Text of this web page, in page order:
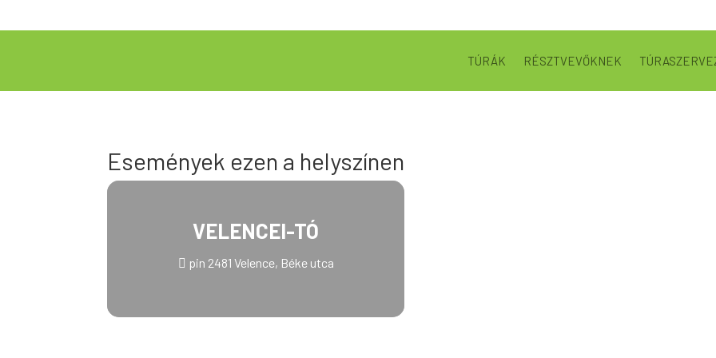
TÚRÁK RÉSZTVEVŐKNEK
Események ezen a helyszínen
VELENCEI-TÓ
pin 2481 Velence, Béke utca